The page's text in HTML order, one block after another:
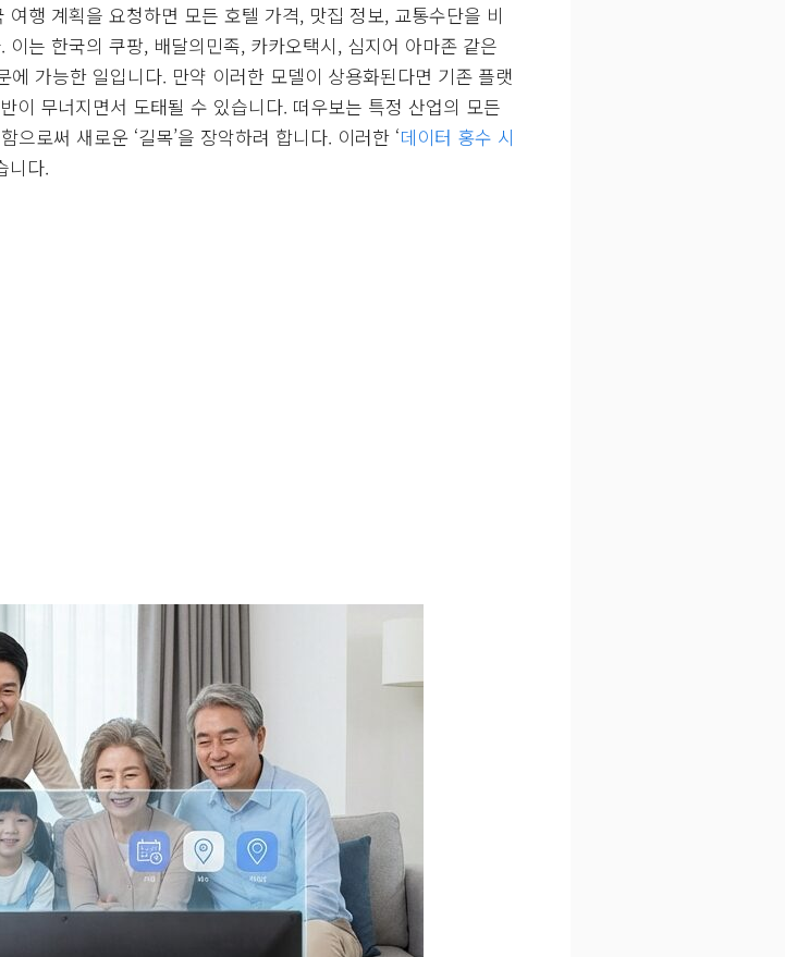
행 계획을 요청하면 모든 호텔 가격, 맛집 정보, 교통수단을 비
는 한국의 쿠팡, 배달의민족, 카카오택시, 심지어 아마존 같은
가능한 일입니다. 만약 이러한 모델이 상용화된다면 기존 플랫
이 무너지면서 도태될 수 있습니다. 떠우보는 특정 산업의 모든
로써 새로운 ‘길목’을 장악하려 합니다. 이러한 ‘데이터 홍수 시
니다.